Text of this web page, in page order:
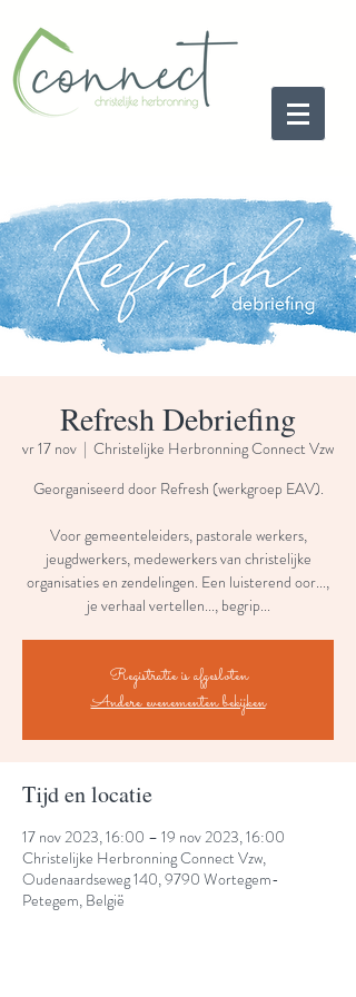
Refresh Debriefing
vr 17 nov
  |
Christelijke Herbronning Connect Vzw
Georganiseerd door Refresh (werkgroep EAV).
Voor gemeenteleiders, pastorale werkers,
jeugdwerkers, medewerkers van christelijke
organisaties en zendelingen. Een luisterend oor...,
je verhaal vertellen..., begrip...
Registratie is afgesloten
Andere evenementen bekijken
Tijd en locatie
17 nov 2023, 16:00 – 19 nov 2023, 16:00
Christelijke Herbronning Connect Vzw,
Oudenaardseweg 140, 9790 Wortegem-
Petegem, België